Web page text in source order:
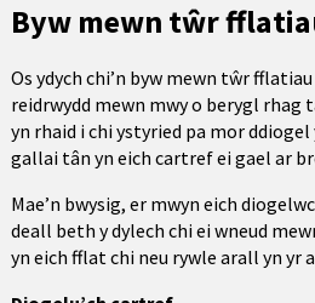
Byw mewn tŵr
Os ydych chi’n byw mewn tŵr
reidrwydd mewn mwy o berygl rhag
yn rhaid i chi ystyried pa mor ddiogel
gallai tân yn eich cartref ei gael ar
Mae’n bwysig, er mwyn eich
deall beth y dylech chi ei wneud
yn eich fflat chi neu rywle arall yn yr